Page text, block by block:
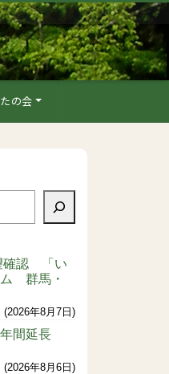
の会
確認 「い
群馬・
2026年8月7日
年間延長
2026年8月6日